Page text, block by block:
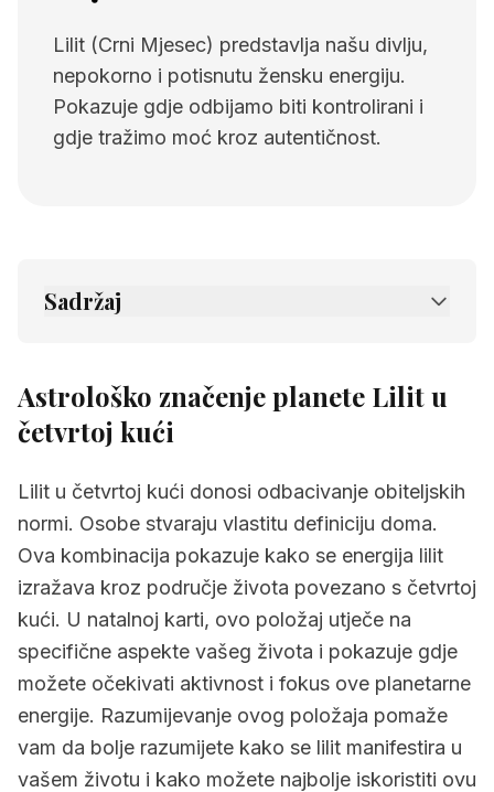
Lilit (Crni Mjesec) predstavlja našu divlju,
nepokorno i potisnutu žensku energiju.
Pokazuje gdje odbijamo biti kontrolirani i
gdje tražimo moć kroz autentičnost.
Sadržaj
2. Povezane stranice
Astrološko značenje planete Lilit u
četvrtoj kući
Lilit u četvrtoj kući donosi odbacivanje obiteljskih
normi. Osobe stvaraju vlastitu definiciju doma.
Ova kombinacija pokazuje kako se energija lilit
izražava kroz područje života povezano s četvrtoj
kući. U natalnoj karti, ovo položaj utječe na
specifične aspekte vašeg života i pokazuje gdje
možete očekivati aktivnost i fokus ove planetarne
energije. Razumijevanje ovog položaja pomaže
vam da bolje razumijete kako se lilit manifestira u
vašem životu i kako možete najbolje iskoristiti ovu